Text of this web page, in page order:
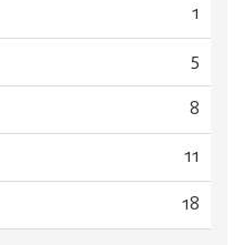
1
5
8
11
18